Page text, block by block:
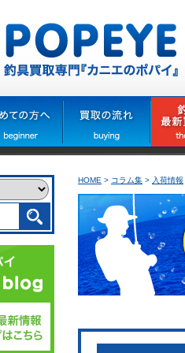
HOME > コラム集 > 入荷情報